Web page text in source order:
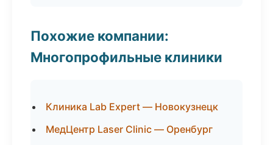
Похожие компании:
Многопрофильные клиники
Клиника Lab Expert — Новокузнецк
МедЦентр Laser Clinic — Оренбург